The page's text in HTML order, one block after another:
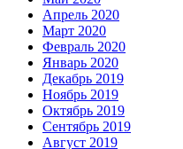
Апрель 2020
Март 2020
Февраль 2020
Январь 2020
Декабрь 2019
Ноябрь 2019
Октябрь 2019
Сентябрь 2019
Август 2019